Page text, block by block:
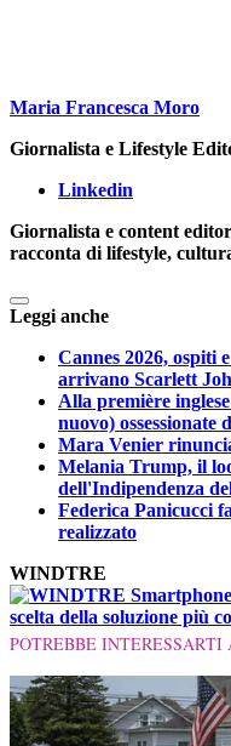
Maria Francesca Moro
Giornalista e Lifestyle
Linkedin
Giornalista e content
racconta di lifestyle,
Leggi anche
Cannes 2026, ospiti
arrivano Scarlett
Alla première
nuovo) ossessionate
Mara Venier
Melania Trump, il
dell'Indipendenza
Federica Panicucci
realizzato
WINDTRE
scelta della soluzione più